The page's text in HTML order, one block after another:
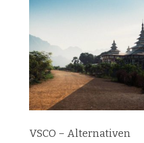
VSCO – Alternativen